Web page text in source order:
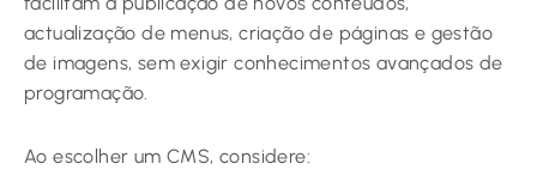
actualização de menus, criação de páginas e gestão
de imagens, sem exigir conhecimentos avançados de
programação.
Ao escolher um CMS, considere: